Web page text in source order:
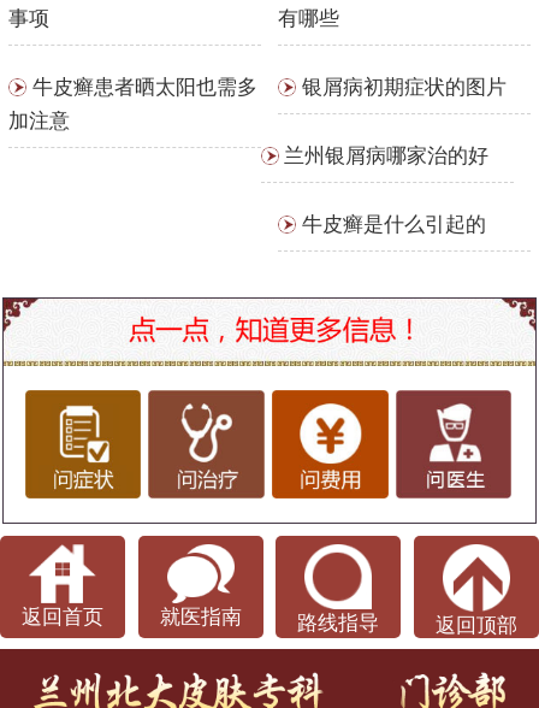
事项
有哪些
牛皮癣患者晒太阳也需多
加注意
银屑病初期症状的图片
兰州银屑病哪家治的好
牛皮癣是什么引起的
返回首页 就医指南 路线指导 返回顶部